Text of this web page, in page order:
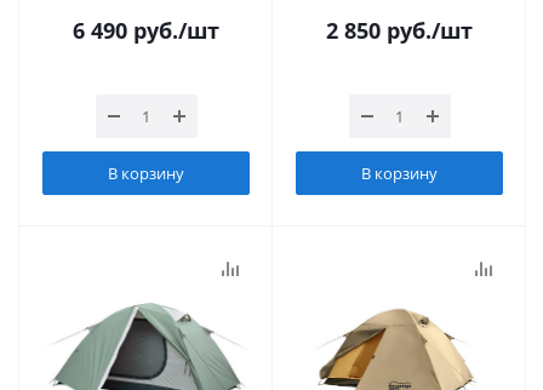
6 490 руб./шт
В корзину
2 850 руб./шт
В корзину